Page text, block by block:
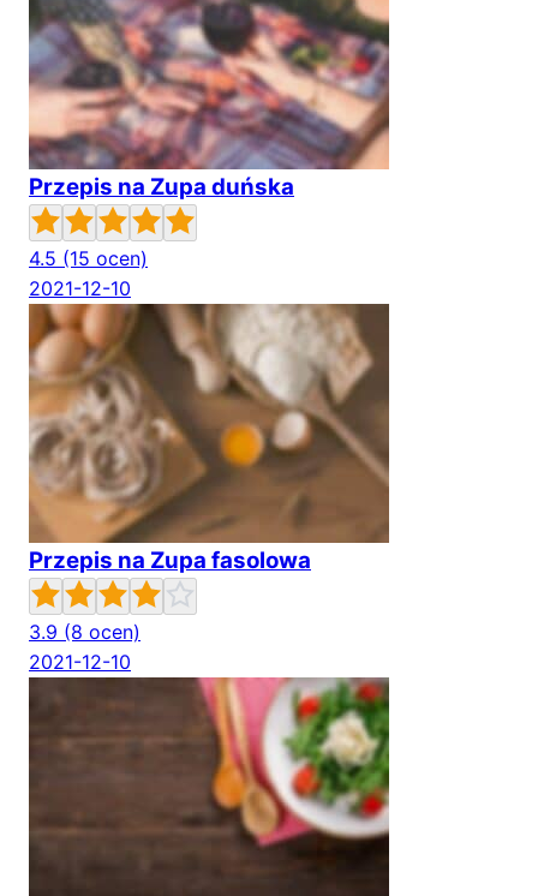
Przepis na Zupa duńska
4.5 (15 ocen)
2021-12-10
Przepis na Zupa fasolowa
3.9 (8 ocen)
2021-12-10